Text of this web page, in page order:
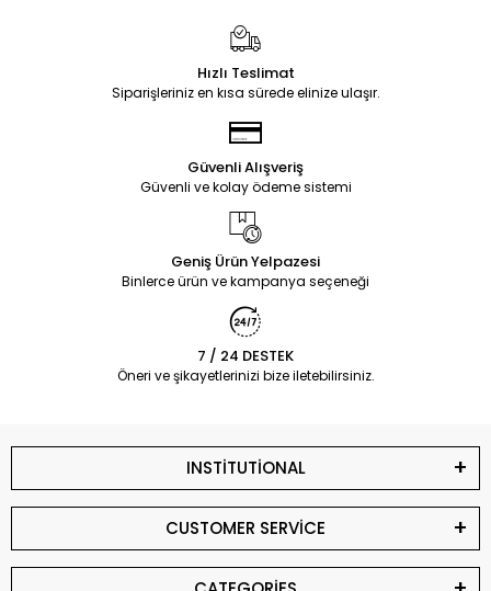
Hızlı Teslimat
Siparişleriniz en kısa sürede elinize ulaşır.
Güvenli Alışveriş
Güvenli ve kolay ödeme sistemi
Geniş Ürün Yelpazesi
Binlerce ürün ve kampanya seçeneği
7 / 24 DESTEK
Öneri ve şikayetlerinizi bize iletebilirsiniz.
INSTİTUTİONAL
CUSTOMER SERVİCE